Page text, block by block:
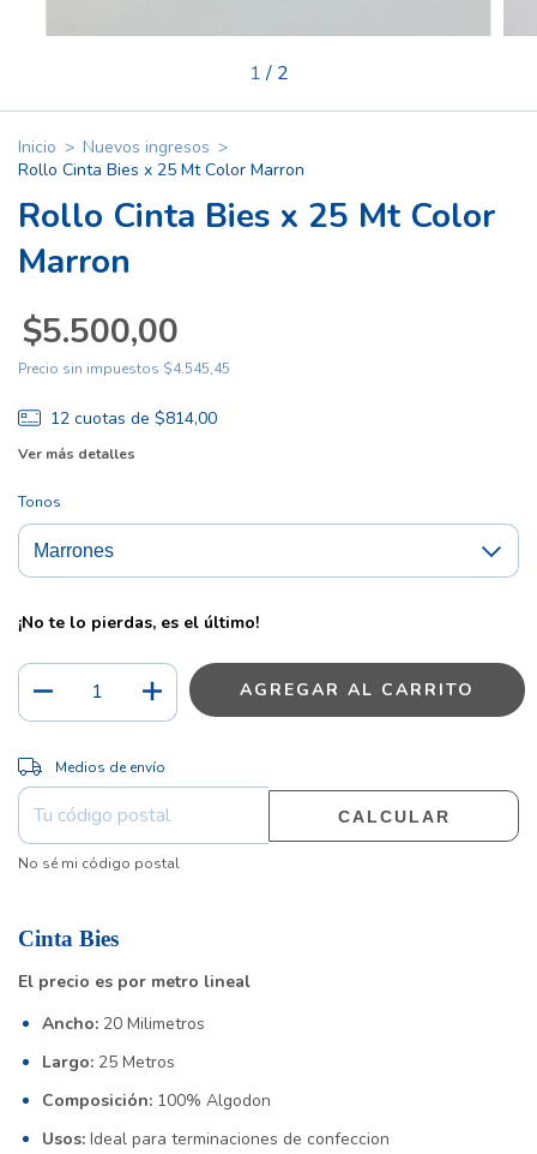
1/ 2
Inicio > Nuevos ingresos >
Rollo Cinta Bies x 25 Mt Color Marron
Rollo Cinta Bies x 25 Mt Color
Marron
$5.500,00
Precio sin impuestos $4.545,45
12 cuotas de $814,00
Ver más detalles
Tonos
¡No te lo pierdas, es el último!
Entregas para el CP:
Medios de envío
CALCULAR
No sé mi código postal
Cinta Bies
El precio es por metro lineal
Ancho: 20 Milimetros
Largo: 25 Metros
Composición: 100% Algodon
Usos: Ideal para terminaciones de confeccion